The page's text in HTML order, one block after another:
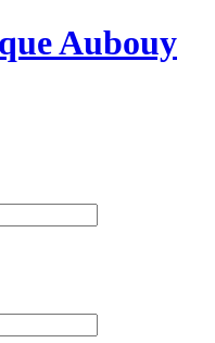
Aubouy